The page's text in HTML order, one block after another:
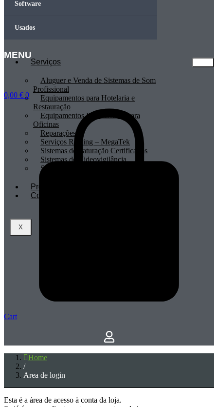
Software
Usados
MENU
Serviços
Aluguer e Venda de Sistemas de Som
Profissional
Equipamentos para Hotelaria e
Restauração
Equipamentos Profissionais para
Oficinas
Reparações
Serviços Renting – MegaTek
Sistemas de Faturação Certificados
Sistemas de Videovigilância
Sistemas POS
Profissionais
Contactos
X
0,00 € 0
Cart
Home
/
Area de login
Esta é a área de acesso à conta da loja.